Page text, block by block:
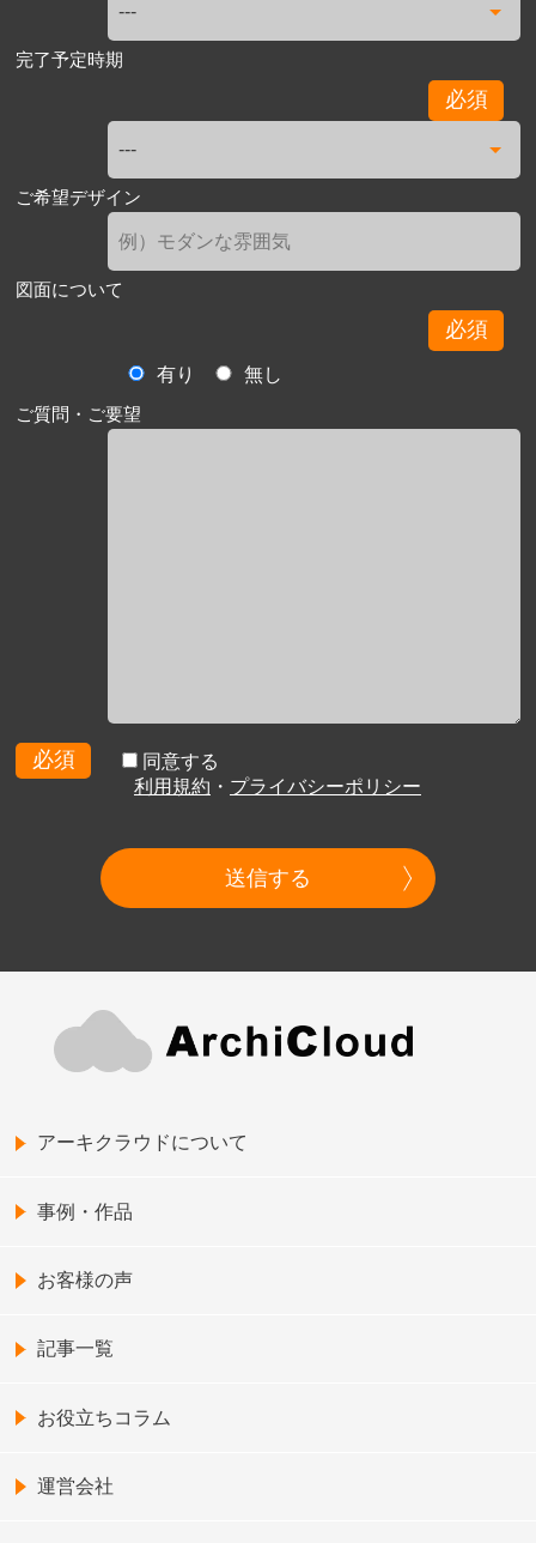
完了予定時期
必須
ご希望デザイン
図面について
必須
有り
無し
ご質問・ご要望
必須
同意する
利用規約 ・ プライバシーポリシー
送信する
アーキクラウドについて
事例・作品
お客様の声
記事一覧
お役立ちコラム
運営会社